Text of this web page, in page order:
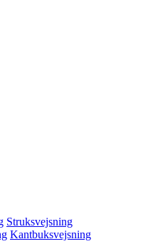
Struksvejsning
Kantbuksvejsning